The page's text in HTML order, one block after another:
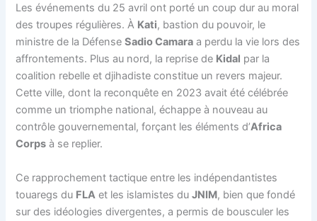
Les événements du 25 avril ont porté un coup dur au moral
des troupes régulières. À Kati, bastion du pouvoir, le
ministre de la DéfenseSadio Camara a perdu la vie lors des
affrontements. Plus au nord, la reprise de Kidal par la
coalition rebelle et djihadiste constitue un revers majeur.
Cette ville, dont la reconquête en 2023 avait été célébrée
comme un triomphe national, échappe à nouveau au
contrôle gouvernemental, forçant les éléments d’Africa
Corps à se replier.
Ce rapprochement tactique entre les indépendantistes
touaregs du FLA et les islamistes duJNIM, bien que fondé
sur des idéologies divergentes, a permis de bousculer les